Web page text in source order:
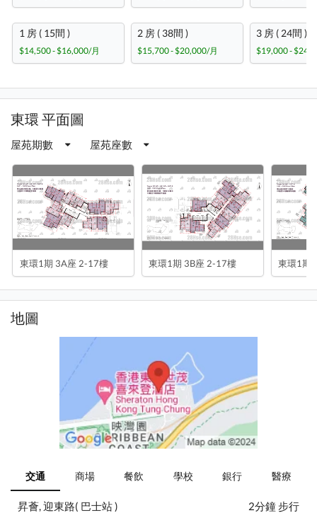
1 房 ( 15間 )
$14,500 - $16,000/月
2 房 ( 38間 )
$15,700 - $20,000/月
3 房 ( 24間 )
$19,000 -
東環 平面圖
屋苑期數 屋苑座數
東環1期 3A座 2-17樓 東環1期 3B座 2-17樓 東環1期
地圖
交通 商場 餐飲 學校 銀行 醫療
昇薈, 迎東路( 巴士站 )
2分鐘 步行